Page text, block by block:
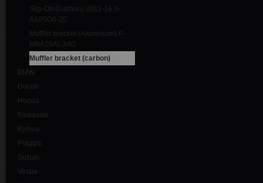
Slip-On (Carbon) 2011-16 S-
A10SO6-ZC
Muffler bracket (Aluminium) P-
MBA10AL3/A2
Muffler bracket (carbon)
BMW
Ducati
Honda
Kawasaki
Kymco
Piaggio
Suzuki
Vespa